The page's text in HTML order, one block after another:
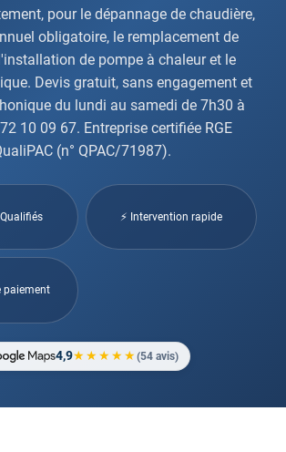
pour le dépannage de chaudière,
obligatoire, le remplacement de
de pompe à chaleur et le
Devis gratuit, sans engagement et
du lundi au samedi de 7h30 à
10 09 67. Entreprise certifiée RGE
(n° QPAC/71987).
⚡ Intervention rapide
paiement
4,9★★★★★(54 avis)